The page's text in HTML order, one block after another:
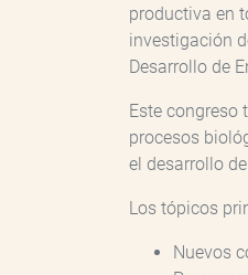
productiva en
investigación
Desarrollo de
Este
procesos
el desarrollo
Los tópicos
Nuevos